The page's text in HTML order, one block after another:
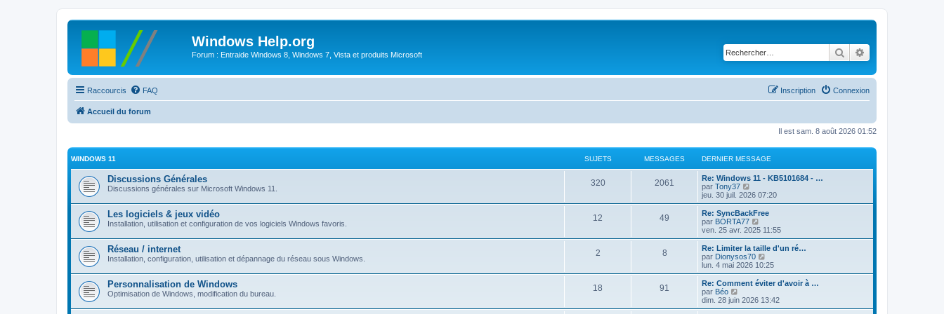
Windows Help.org
Forum : Entraide Windows 8, Windows 7, Vista et produits Microsoft Rechercher
Raccourcis FAQ Connexion
Inscription
Accueil du forum
Il est sam. 8 août 2026 01:52
WINDOWS 11 SUJETS MESSAGES DERNIER MESSAGE
Discussions Générales
Discussions générales sur Microsoft Windows 11.
320S
e
s
2061
s
g
s
D
e
r
n
i
e
r
e
s
s
a
e
Re: Windows 11 - KB5101684 - …
par Tony37
o
n
s
u
l
e
r
l
e
e
n
i
jeu. 30 juil. 2026 07:20
Les logiciels & jeux vidéo
Installation, utilisation et configuration de vos logiciels Windows favoris.
12
e
s
49
s
g
D
e
r
n
i
e
r
e
s
s
a
Re: SyncBackFree
par BORTA77
o
n
s
u
l
e
r
e
ven. 25 avr. 2025 11:55
Réseau / internet
Installation, configuration, utilisation et dépannage du réseau sous Windows.
2S
j
e
8M
s
s
D
e
r
n
i
e
r
Re: Limiter la taille d'un ré…
par Dionysos70
o
n
s
l
lun. 4 mai 2026 10:25
Personnalisation de Windows
Optimisation de Windows, modification du bureau.
18 91
D
e
r
n
Re: Comment éviter d'avoir à …
par Béo
o
n
dim. 28 juin 2026 13:42